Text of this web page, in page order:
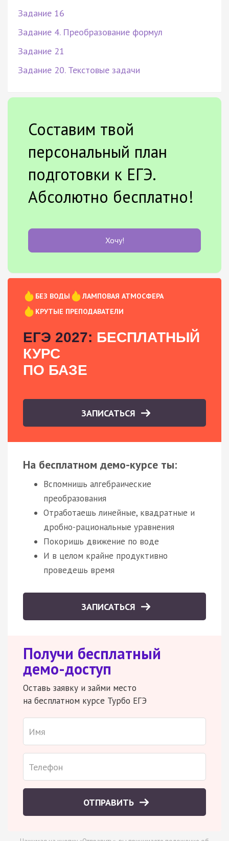
Задание 16
Задание 4. Преобразование формул
Задание 21
Задание 20. Текстовые задачи
Составим твой
персональный план
подготовки к ЕГЭ.
Абсолютно бесплатно!
Хочу!
БЕЗ ВОДЫ
ЛАМПОВАЯ АТМОСФЕРА
КРУТЫЕ ПРЕПОДАВАТЕЛИ
ЕГЭ 2027: БЕСПЛАТНЫЙ
КУРС
ПО БАЗЕ
ЗАПИСАТЬСЯ
На бесплатном демо-курсе ты:
Вспомнишь алгебраические
преобразования
Отработаешь линейные, квадратные и
дробно-рациональные уравнения
Покоришь движение по воде
И в целом крайне продуктивно
проведешь время
ЗАПИСАТЬСЯ
Получи бесплатный
демо-доступ
Оставь заявку и займи место
на бесплатном курсе Турбо ЕГЭ
ОТПРАВИТЬ